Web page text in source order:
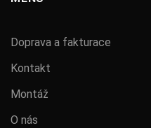
Doprava a fakturace
Kontakt
Montáž
O nás